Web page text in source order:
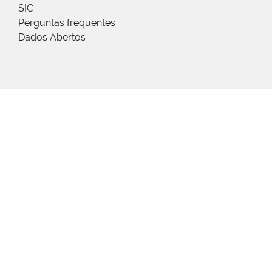
SIC
Perguntas frequentes
Dados Abertos